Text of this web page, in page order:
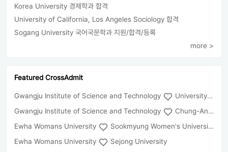
Korea University 경제학과 합격
University of California, Los Angeles Sociology 합격
Sogang University 국어국문학과 지원/합격/등록
more >
Featured CrossAdmit
Gwangju Institute of Science and Technology
University of Seoul
Gwangju Institute of Science and Technology
Chung-Ang University
Ewha Womans University
Sookmyung Women's University
Ewha Womans University
Sejong University